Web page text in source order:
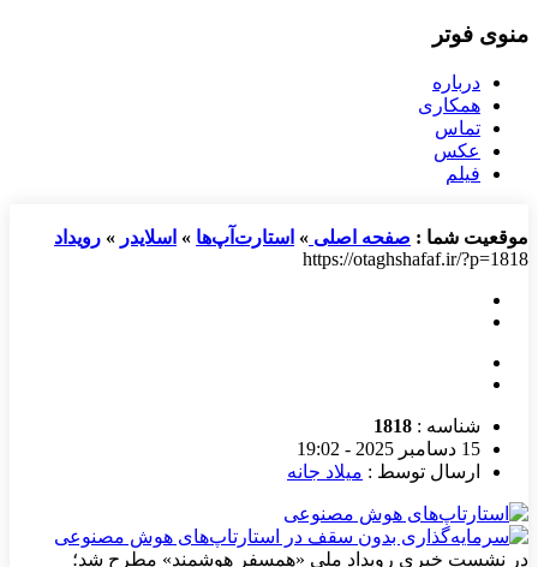
منوی فوتر
درباره
همکاری
تماس
عکس
فیلم
موقعیت شما : صفحه اصلی » استارت‌آپ‌ها » اسلایدر » رویداد
https://otaghshafaf.ir/?p=1818
شناسه : 1818
15 دسامبر 2025 - 19:02
ارسال توسط : میلاد جانه
در نشست خبری رویداد ملی «همسفر هوشمند» مطرح شد؛